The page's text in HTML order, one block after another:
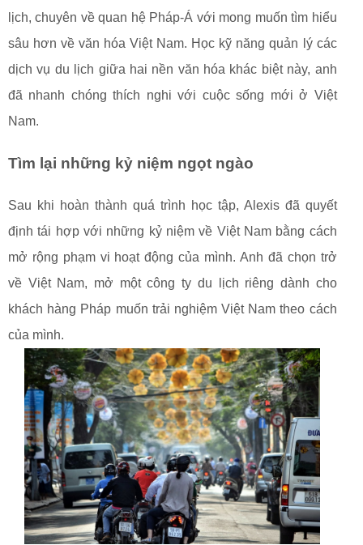
lịch, chuyên về quan hệ Pháp-Á với mong muốn tìm hiểu
sâu hơn về văn hóa Việt Nam. Học kỹ năng quản lý các
dịch vụ du lịch giữa hai nền văn hóa khác biệt này, anh
đã nhanh chóng thích nghi với cuộc sống mới ở Việt
Nam.
Tìm lại những kỷ niệm ngọt ngào
Sau khi hoàn thành quá trình học tập, Alexis đã quyết
định tái hợp với những kỷ niệm về Việt Nam bằng cách
mở rộng phạm vi hoạt động của mình. Anh đã chọn trở
về Việt Nam, mở một công ty du lịch riêng dành cho
khách hàng Pháp muốn trải nghiệm Việt Nam theo cách
của mình.